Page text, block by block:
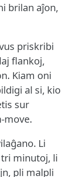
brilan aĵon,
priskribi
flankoj,
Kiam oni
al si, kio
sur
move.
Li
minutoj, li
pli malpli